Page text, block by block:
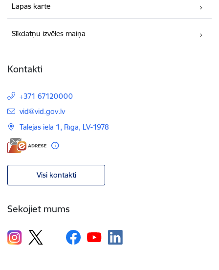
Lapas karte
Sīkdatņu izvēles maiņa
Kontakti
+371 67120000
E-pasts:
vid@vid.gov.lv
Talejas iela 1, Rīga, LV-1978
Visi kontakti
Sekojiet mums